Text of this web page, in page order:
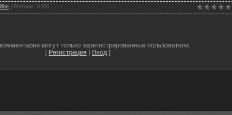
Рейтинг: 0.0/0
могут только зарегистрированные пользователи.
[ Регистрация | Вход ]